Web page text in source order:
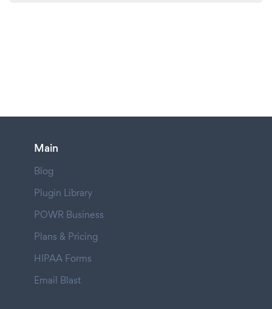
Main
Blog
Plugin Library
POWR Business
Plans & Pricing
HIPAA Forms
Email Blast